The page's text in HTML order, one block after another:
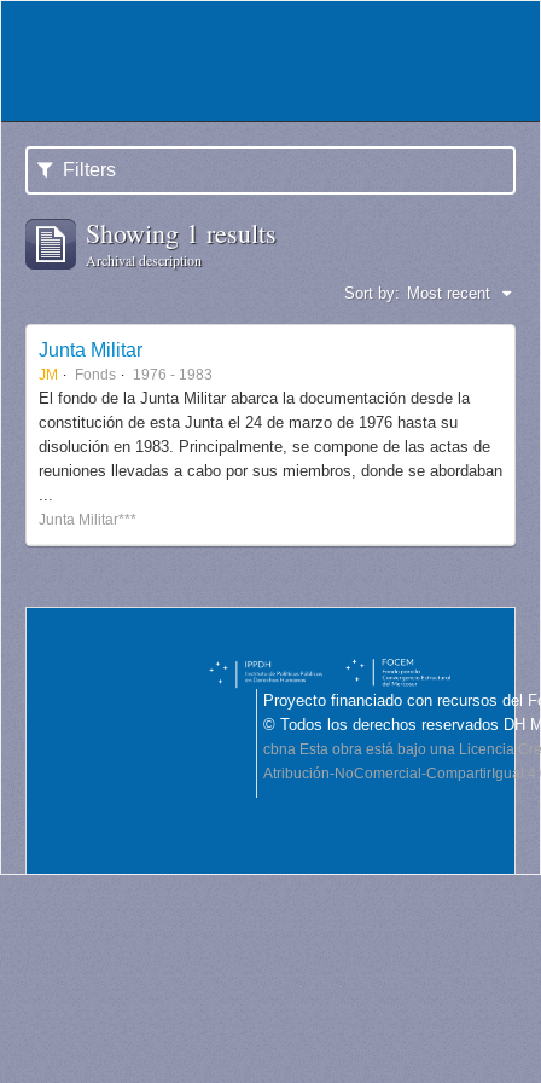
Filters
Showing 1 results
Archival description
Sort by: Most recent
Junta Militar
JM Fonds 1976 - 1983
El fondo de la Junta Militar abarca la documentación desde la
constitución de esta Junta el 24 de marzo de 1976 hasta su
disolución en 1983. Principalmente, se compone de las actas de
reuniones llevadas a cabo por sus miembros, donde se abordaban
...
Junta Militar***
Proyecto financiado con recursos del
© Todos los derechos reservados DH
cbna Esta obra está bajo una Licencia
Atribución-NoComercial-CompartirIgual